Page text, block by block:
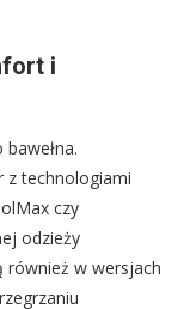
i
z technologiami
czy
odzieży
również w wersjach